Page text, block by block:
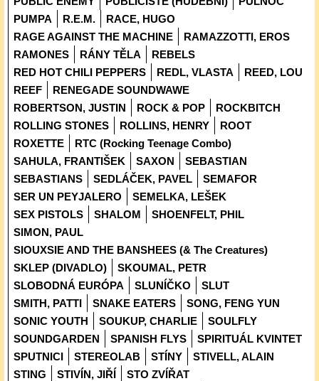
PUMPA
R.E.M.
RACE, HUGO
RAGE AGAINST THE MACHINE
RAMAZZOTTI, EROS
RAMONES
RÁNY TĚLA
REBELS
RED HOT CHILI PEPPERS
REDL, VLASTA
REED, LOU
REEF
RENEGADE SOUNDWAWE
ROBERTSON, JUSTIN
ROCK & POP
ROCKBITCH
ROLLING STONES
ROLLINS, HENRY
ROOT
ROXETTE
RTC (Rocking Teenage Combo)
SAHULA, FRANTIŠEK
SAXON
SEBASTIAN
SEBASTIANS
SEDLÁČEK, PAVEL
SEMAFOR
SER UN PEYJALERO
SEMELKA, LEŠEK
SEX PISTOLS
SHALOM
SHOENFELT, PHIL
SIMON, PAUL
SIOUXSIE AND THE BANSHEES (& The Creatures)
SKLEP (DIVADLO)
SKOUMAL, PETR
SLOBODNÁ EURÓPA
SLUNÍČKO
SLUT
SMITH, PATTI
SNAKE EATERS
SONG, FENG YUN
SONIC YOUTH
SOUKUP, CHARLIE
SOULFLY
SOUNDGARDEN
SPANISH FLYS
SPIRITUÁL KVINTET
SPUTNICI
STEREOLAB STÍNY
STIVELL, ALAIN
STING
STIVÍN, JIŘÍ
STO ZVÍŘAT